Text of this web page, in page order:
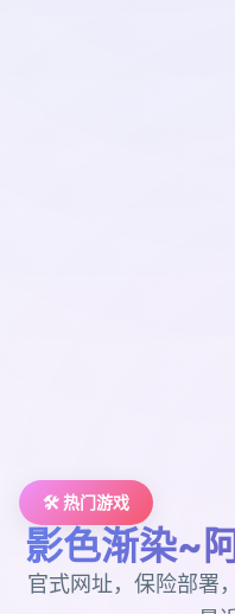
🛠️ 热门游戏
影色渐染~
官式网址，保险部署